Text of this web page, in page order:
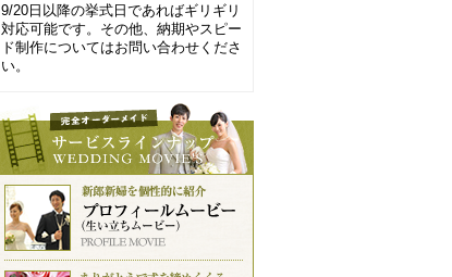
9/20日以降の挙式日であればギリギリ
対応可能です。その他、納期やスピー
ド制作についてはお問い合わせくださ
い。